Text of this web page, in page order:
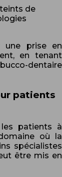
de
une prise en
en tenant
dentaire
patients
les patients à
où la
spécialistes
être mis en